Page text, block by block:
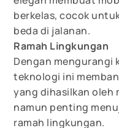
berkelas, cocok
beda di jalanan.
Ramah Lingkungan
Dengan mengurangi
teknologi ini
yang dihasilkan oleh
namun penting
ramah lingkungan.